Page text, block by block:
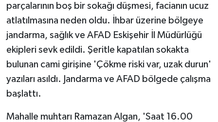
parçalarının boş bir sokağı düşmesi, facianın ucuz
atlatılmasına neden oldu. İhbar üzerine bölgeye
jandarma, sağlık ve AFAD Eskişehir İl Müdürlüğü
ekipleri sevk edildi. Şeritle kapatılan sokakta
bulunan cami girişine 'Çökme riski var, uzak durun'
yazıları asıldı. Jandarma ve AFAD bölgede çalışma
başlattı.
Mahalle muhtarı Ramazan Algan, 'Saat 16.00